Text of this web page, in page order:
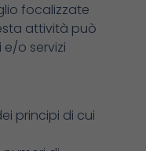
focalizzate
attività può
o servizi
principi di cui